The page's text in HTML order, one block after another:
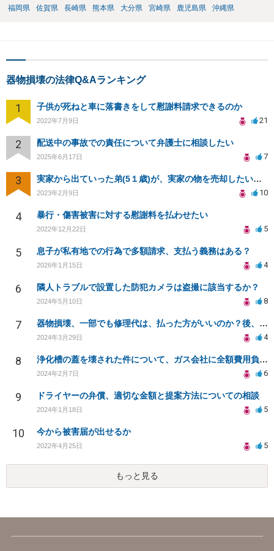
福岡県
佐賀県 長崎県 熊本県 大分県 宮崎県 鹿児島県 沖縄県
器物損壊の法律Q&Aランキング
1 子供が死ねと車に落書きをして慰謝料請求できるのか
2022年7月9日 21
2 配送中の事故での責任について弁護士に相談したい
2025年6月17日 7
3 実家から出ていった弟(5１歳)が、実家の物を売却したいと無理やり家に入ろうとしていて、困っています。
2023年2月9日 10
4 暴行・傷害被害に対する慰謝料を払わせたい
2022年12月22日 5
5 息子が私有地での行為で多額請求、支払う義務はある？
2026年1月15日 4
6 隣人トラブルで設置した防犯カメラは盗撮に該当するか？
2024年5月10日 8
7 器物損壊、一部でも修理代は、払った方がいいのか？後、弁護士は、つけた方がいいのか、迷ってます
2024年3月29日 4
8 浄化槽の蓋を壊された件について、ガス会社に全額費用負担を求めることは可能でしょうか？
2024年2月7日 6
9 ドライヤーの弁償、適切な金額と提案方法についての相談
2024年1月18日 5
10 今から被害届が出せるか
2022年4月25日 5
もっと見る